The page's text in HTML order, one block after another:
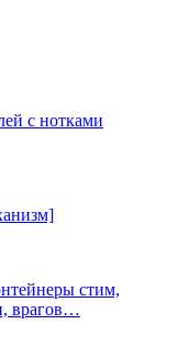
с нотками
стим,
врагов…